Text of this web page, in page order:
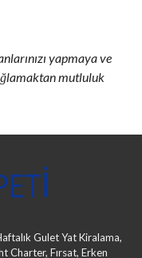
yapmaya ve
mutluluk
Gulet Yat Kiralama,
Charter, Fırsat, Erken